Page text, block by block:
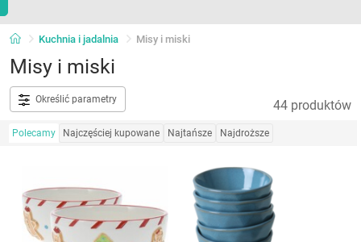
Kuchnia i jadalnia Misy i miski
Misy i miski
Określić parametry 44 produktów
Polecamy Najczęściej kupowane Najtańsze Najdroższe